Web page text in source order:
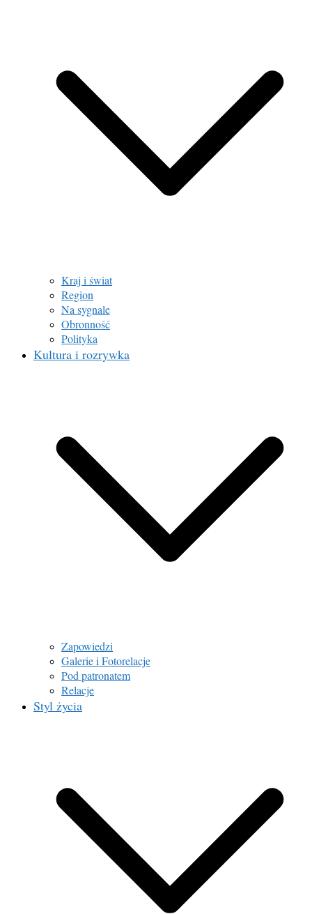
Kraj i świat
Region
Na sygnale
Obronność
Polityka
Kultura i rozrywka
Zapowiedzi
Galerie i Fotorelacje
Pod patronatem
Relacje
Styl życia